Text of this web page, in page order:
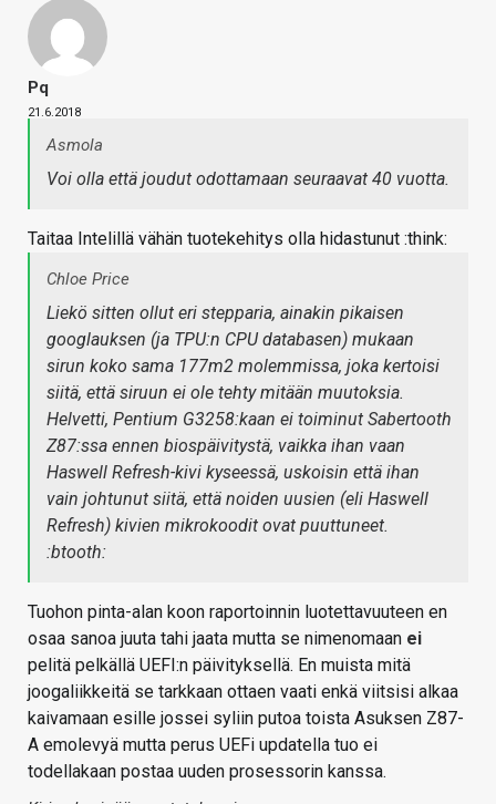
Pq
21.6.2018
Asmola
Voi olla että joudut odottamaan seuraavat 40 vuotta.
Taitaa Intelillä vähän tuotekehitys olla hidastunut :think:
Chloe Price
Liekö sitten ollut eri stepparia, ainakin pikaisen
googlauksen (ja TPU:n CPU databasen) mukaan
sirun koko sama 177m2 molemmissa, joka kertoisi
siitä, että siruun ei ole tehty mitään muutoksia.
Helvetti, Pentium G3258:kaan ei toiminut Sabertooth
Z87:ssa ennen biospäivitystä, vaikka ihan vaan
Haswell Refresh-kivi kyseessä, uskoisin että ihan
vain johtunut siitä, että noiden uusien (eli Haswell
Refresh) kivien mikrokoodit ovat puuttuneet.
:btooth:
Tuohon pinta-alan koon raportoinnin luotettavuuteen en
osaa sanoa juuta tahi jaata mutta se nimenomaan ei
pelitä pelkällä UEFI:n päivityksellä. En muista mitä
joogaliikkeitä se tarkkaan ottaen vaati enkä viitsisi alkaa
kaivamaan esille jossei syliin putoa toista Asuksen Z87-
A emolevyä mutta perus UEFi updatella tuo ei
todellakaan postaa uuden prosessorin kanssa.